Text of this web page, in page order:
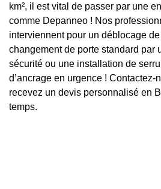
km², il est vital de passer par une
comme Depanneo ! Nos
interviennent pour un déblocage
changement de porte standard par
sécurité ou une installation de
d’ancrage en urgence ! Contactez-
recevez un devis personnalisé en
temps.